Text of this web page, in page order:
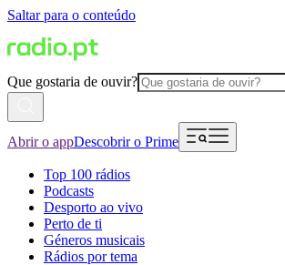
Saltar para o conteúdo
Que gostaria de ouvir?
Abrir o appDescobrir o Prime
Top 100 rádios
Podcasts
Desporto ao vivo
Perto de ti
Géneros musicais
Rádios por tema